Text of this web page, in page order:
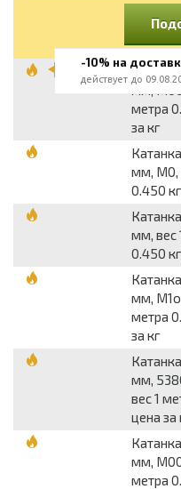
мм,
метра
за кг
мм, М0,
0.450
мм, вес
0.450
мм,
метра
за кг
мм,
вес 1
цена за
мм,
метра
-10% на
действует до